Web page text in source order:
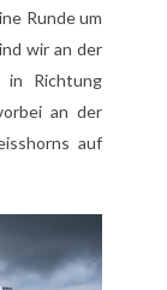
Runde um
wir an der
in Richtung
an der
auf